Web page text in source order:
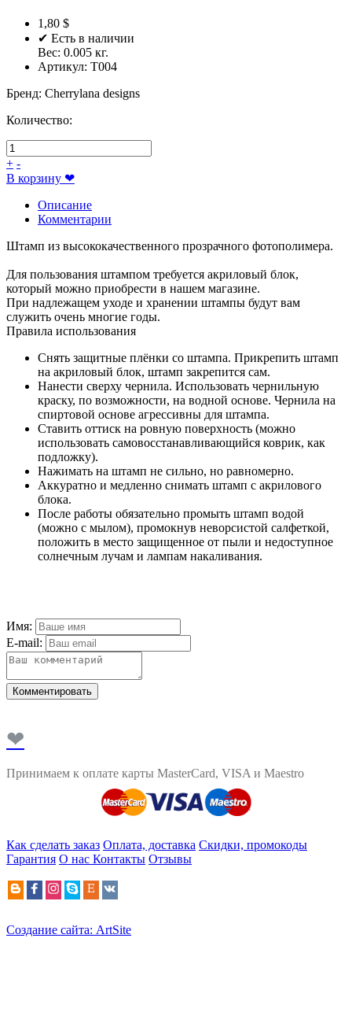
1,80 $
✔ Есть в наличии
Вес: 0.005 кг.
Артикул: T004
Бренд: Cherrylana designs
Количество:
+ -
В корзину ❤
Описание
Комментарии
Штамп из высококачественного прозрачного фотополимера.
Для пользования штампом требуется акриловый блок,
который можно приобрести в нашем магазине.
При надлежащем уходе и хранении штампы будут вам
служить очень многие годы.
Правила использования
Снять защитные плёнки со штампа. Прикрепить штамп
на акриловый блок, штамп закрепится сам.
Нанести сверху чернила. Использовать чернильную
краску, по возможности, на водной основе. Чернила на
спиртовой основе агрессивны для штампа.
Ставить оттиск на ровную поверхность (можно
использовать самовосстанавливающийся коврик, как
подложку).
Нажимать на штамп не сильно, но равномерно.
Аккуратно и медленно снимать штамп с акрилового
блока.
После работы обязательно промыть штамп водой
(можно с мылом), промокнув неворсистой салфеткой,
положить в место защищенное от пыли и недоступное
солнечным лучам и лампам накаливания.
Имя:
E-mail:
Комментировать
❤
Принимаем к оплате карты MasterCard, VISA и Maestro
Как сделать заказ Оплата, доставка Скидки, промокоды
Гарантия О нас Контакты Отзывы
Создание сайта: ArtSite